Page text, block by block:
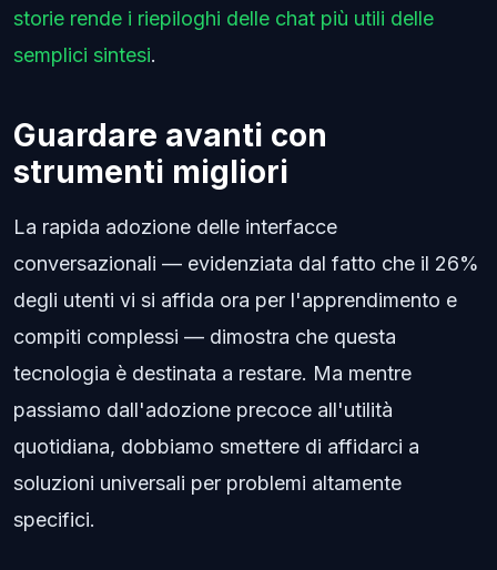
storie rende i riepiloghi delle chat più utili delle
semplici sintesi.
Guardare avanti con
strumenti migliori
La rapida adozione delle interfacce
conversazionali — evidenziata dal fatto che il 26%
degli utenti vi si affida ora per l'apprendimento e
compiti complessi — dimostra che questa
tecnologia è destinata a restare. Ma mentre
passiamo dall'adozione precoce all'utilità
quotidiana, dobbiamo smettere di affidarci a
soluzioni universali per problemi altamente
specifici.